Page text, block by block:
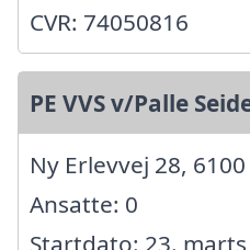
CVR: 74050816
PE VVS v/Palle
Ny Erlevvej 28,
Ansatte: 0
Startdato: 23. marts